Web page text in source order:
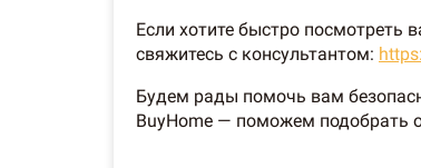
Если хотите быстро посмотреть
свяжитесь с консультантом:
Будем рады помочь вам
BuyHome — поможем подобрать